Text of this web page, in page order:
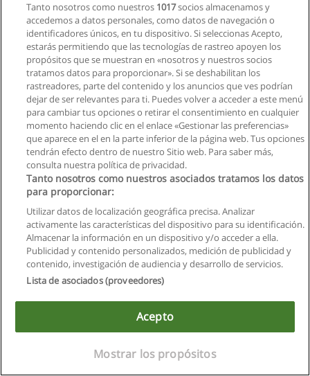
Impartido en:
Portoviejo
Solicita información
Privacidad de datos
Contactar con Educaedu
Copyright © Educaedu Business S.L. - CIF : B-95610580: -
Este sitio utiliza cookies.
Si continua navegando, consideramos que acepta su uso.
| X
Tanto nosotros como nuestros 1017socios almacenamos y
accedemos a datos personales, como datos de navegación o
identificadores únicos, en tu dispositivo. Si seleccionas Acepto,
estarás permitiendo que las tecnologías de rastreo apoyen los
propósitos que se muestran en «nosotros y nuestros socios
tratamos datos para proporcionar». Si se deshabilitan los
rastreadores, parte del contenido y los anuncios que ves podrían
dejar de ser relevantes para ti. Puedes volver a acceder a este menú
para cambiar tus opciones o retirar el consentimiento en cualquier
momento haciendo clic en el enlace «Gestionar las preferencias»
que aparece en el en la parte inferior de la página web. Tus opciones
tendrán efecto dentro de nuestro Sitio web. Para saber más,
consulta nuestra política de privacidad.
Tanto nosotros como nuestros asociados tratamos los datos
para proporcionar:
Utilizar datos de localización geográfica precisa. Analizar
activamente las características del dispositivo para su identificación.
Almacenar la información en un dispositivo y/o acceder a ella.
Publicidad y contenido personalizados, medición de publicidad y
contenido, investigación de audiencia y desarrollo de servicios.
Lista de asociados (proveedores)
Acepto
Mostrar los propósitos